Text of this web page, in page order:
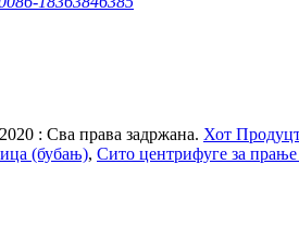
: Сва права задржана. Хот
(бубањ), Сито центрифуге за